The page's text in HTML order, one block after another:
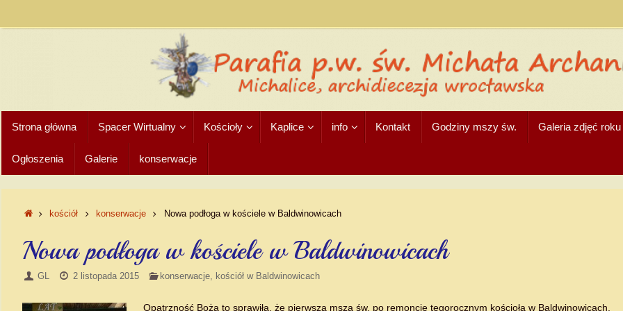
Strona główna Spacer Wirtualny Kościoły Kaplice info Kontakt Godziny mszy św. Galeria zdjęć
Ogłoszenia Galerie konserwacje
kościół konserwacje Nowa podłoga w kościele w Baldwinowicach
Nowa podłoga w kościele w Baldwinowicach
GL 2 listopada 2015 konserwacje, kościół w Baldwinowicach
Opatrzność Boża to sprawiła, że pierwsza msza św. po remoncie tegorocznym kościoła w Baldwinowicach,